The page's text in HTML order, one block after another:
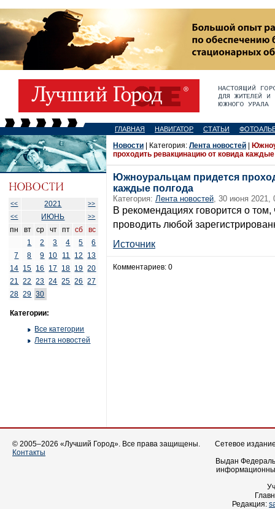
ГЛАВНАЯ НАВИГАТОР СТАТЬИ
<< 2021
>>
<<
ИЮНЬ >>
пн вт ср чт пт сб
вс
1
2 3 4 5
6
7
8 9 10 11 12
13
14 15 16 17 18 19 20
21
22 23 24 25 26
27
28 29 30
Категории:
Все категории
Лента новостей
Новости | Категория: Лента новостей
проходить ревакцинацию от ковида
Южноуральцам придется
каждые полгода
Категория: Лента новостей, 30 июня 2021,
В рекомендациях говорится о
проводить любой
Источник
Комментариев: 0
© 2005–2026 «Лучший Город». Все права защищены.
Контакты
Сетевое
Выдан
Редакция: